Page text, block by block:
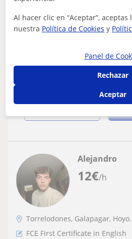
Imparto clases de todo
asignaturas, cuento con
First Certificate
experiencia con niños desde
First Certificate.
12€/h
Alejandro
Torrelodones, Galapagar,
FCE First Certificate in English
Al hacer clic en “Aceptar”,
nuestra Política de Cookies y
Panel de
Rechazar
Aceptar